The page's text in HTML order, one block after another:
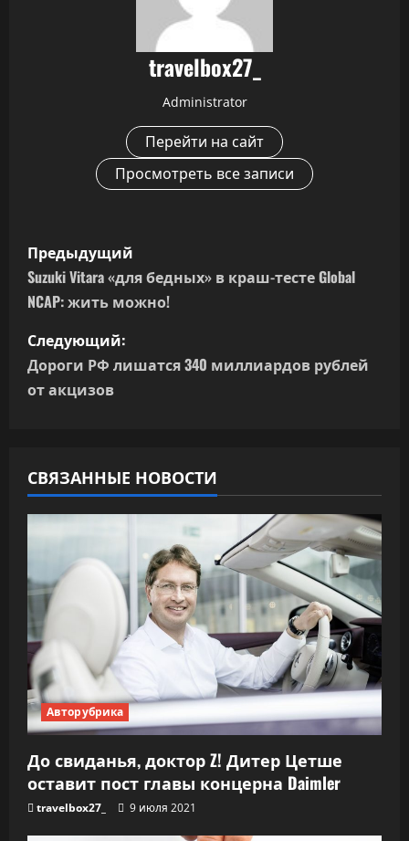
travelbox27_
Administrator
Перейти на сайт
Просмотреть все записи
Н
а
в
и
г
ц
и
я
п
о
з
а
п
и
с
Предыдущий
Suzuki Vitara «для бедных» в краш-тесте Global
NCAP: жить можно!
Следующий:
Дороги РФ лишатся 340 миллиардов рублей
от акцизов
СВЯЗАННЫЕ НОВОСТИ
Авторубрика
До свиданья, доктор Z! Дитер Цетше
оставит пост главы концерна Daimler
travelbox27_ 9 июля 2021